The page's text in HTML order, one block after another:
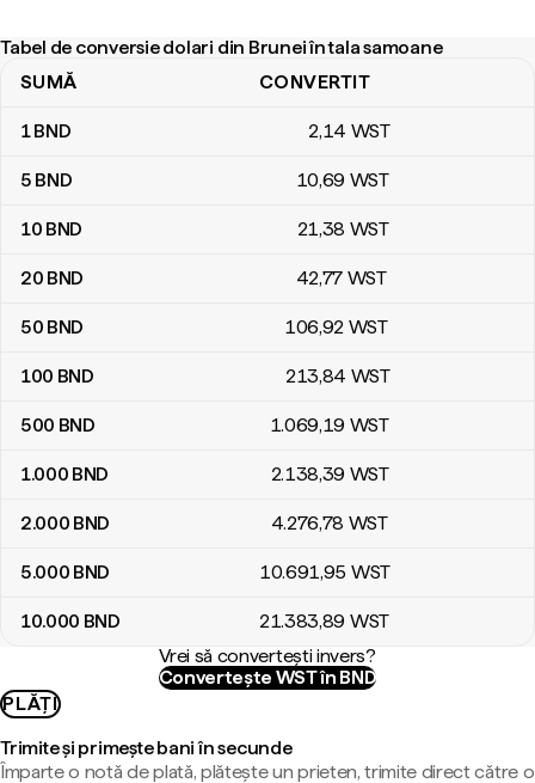
Tabel de conversie dolari din Brunei în tala samoane
Tabel de conversie dolari din Brunei în tala samoane
SUMĂ CONVERTIT
1BND 2,14 WST
5 BND 10,69 WST
10 BND 21,38 WST
20 BND 42,77 WST
50 BND 106,92 WST
100 BND 213,84 WST
500 BND 1.069,19 WST
1.000 BND 2.138,39 WST
2.000 BND 4.276,78 WST
5.000 BND 10.691,95 WST
10.000 BND 21.383,89 WST
Vrei să convertești invers?
Convertește WST în BND
PLĂȚI
Trimite și primește bani în secunde
Împarte o notă de plată, plătește un prieten, trimite direct către o